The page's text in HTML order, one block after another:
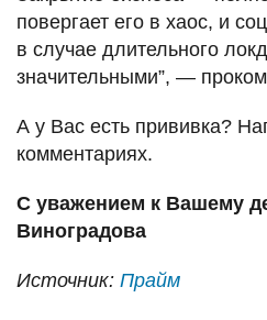
повергает его в хаос, и
в случае длительного
значительными”, —
А у Вас есть прививка?
комментариях.
С уважением к Вашему
Виноградова
Источник: Прайм